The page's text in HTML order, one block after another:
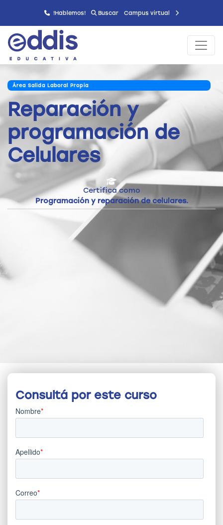
!Hablemos! Buscar Campus virtual
Área Salida Laboral Propia
Reparación y
programación de
Celulares
Certifica como
Programación y reparación de celulares.
Consultá por este curso